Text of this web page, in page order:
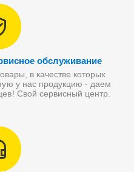
обслуживание
в качестве которых
у нас продукцию - даем
Свой сервисный центр.